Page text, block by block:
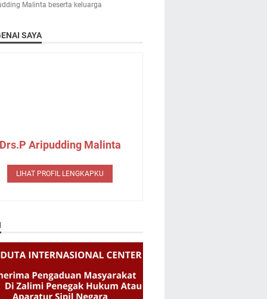
Malinta beserta keluarga
SAYA
Aripudding Malinta
LIHAT PROFIL LENGKAPKU